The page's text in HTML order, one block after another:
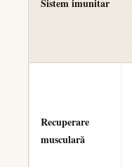
Recuperare
musculară